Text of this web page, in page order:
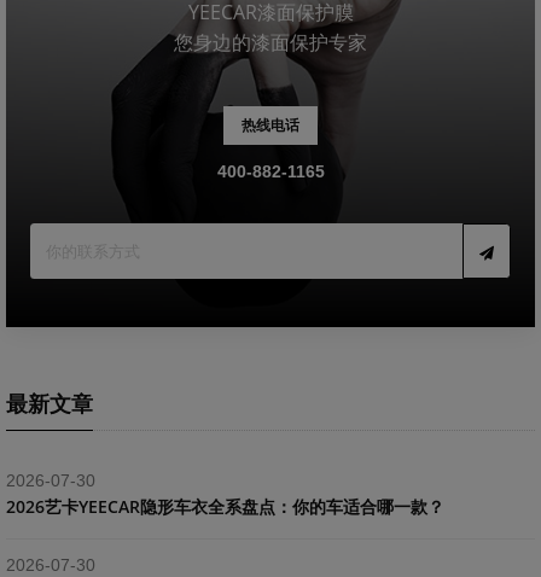
YEECAR漆面保护膜
您身边的漆面保护专家
热线电话
400-882-1165
最新文章
2026-07-30
2026艺卡YEECAR隐形车衣全系盘点：你的车适合哪一款？
2026-07-30